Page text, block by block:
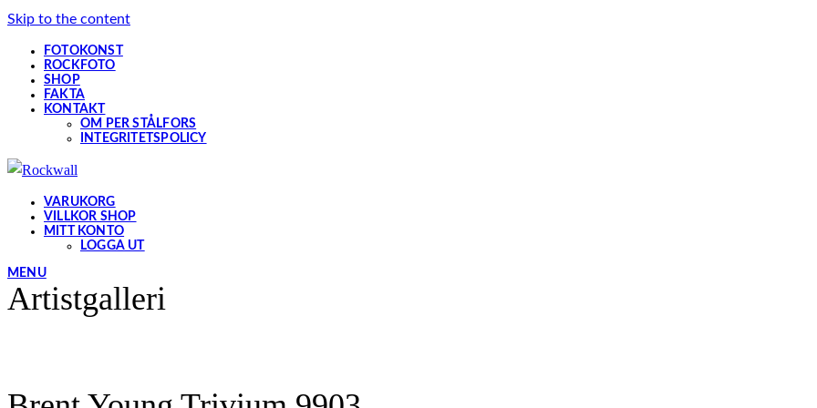
Skip to the content
FOTOKONST
ROCKFOTO
SHOP
FAKTA
KONTAKT
OM PER STÅLFORS
INTEGRITETSPOLICY
VARUKORG
VILLKOR SHOP
MITT KONTO
LOGGA UT
MENU
Artistgalleri